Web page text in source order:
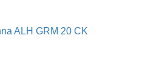
ALH GRM 20 CK